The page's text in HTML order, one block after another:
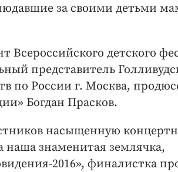
за своими детьми
детского
представитель
по России г. Москва,
Богдан Прасков.
насыщенную
наша знаменитая землячка,
2016», финалистка